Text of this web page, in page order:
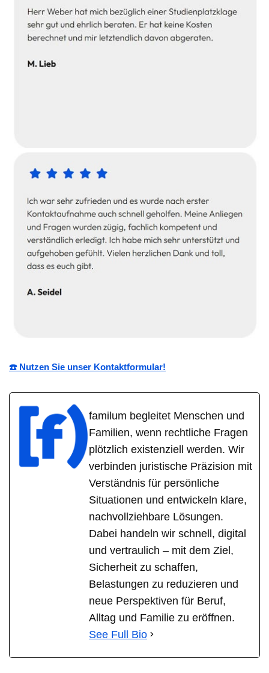
☎️ Nutzen Sie unser Kontaktformular!
familum begleitet Menschen und
Familien, wenn rechtliche Fragen
plötzlich existenziell werden. Wir
verbinden juristische Präzision mit
Verständnis für persönliche
Situationen und entwickeln klare,
nachvollziehbare Lösungen.
Dabei handeln wir schnell, digital
und vertraulich – mit dem Ziel,
Sicherheit zu schaffen,
Belastungen zu reduzieren und
neue Perspektiven für Beruf,
Alltag und Familie zu eröffnen.
See Full Bio